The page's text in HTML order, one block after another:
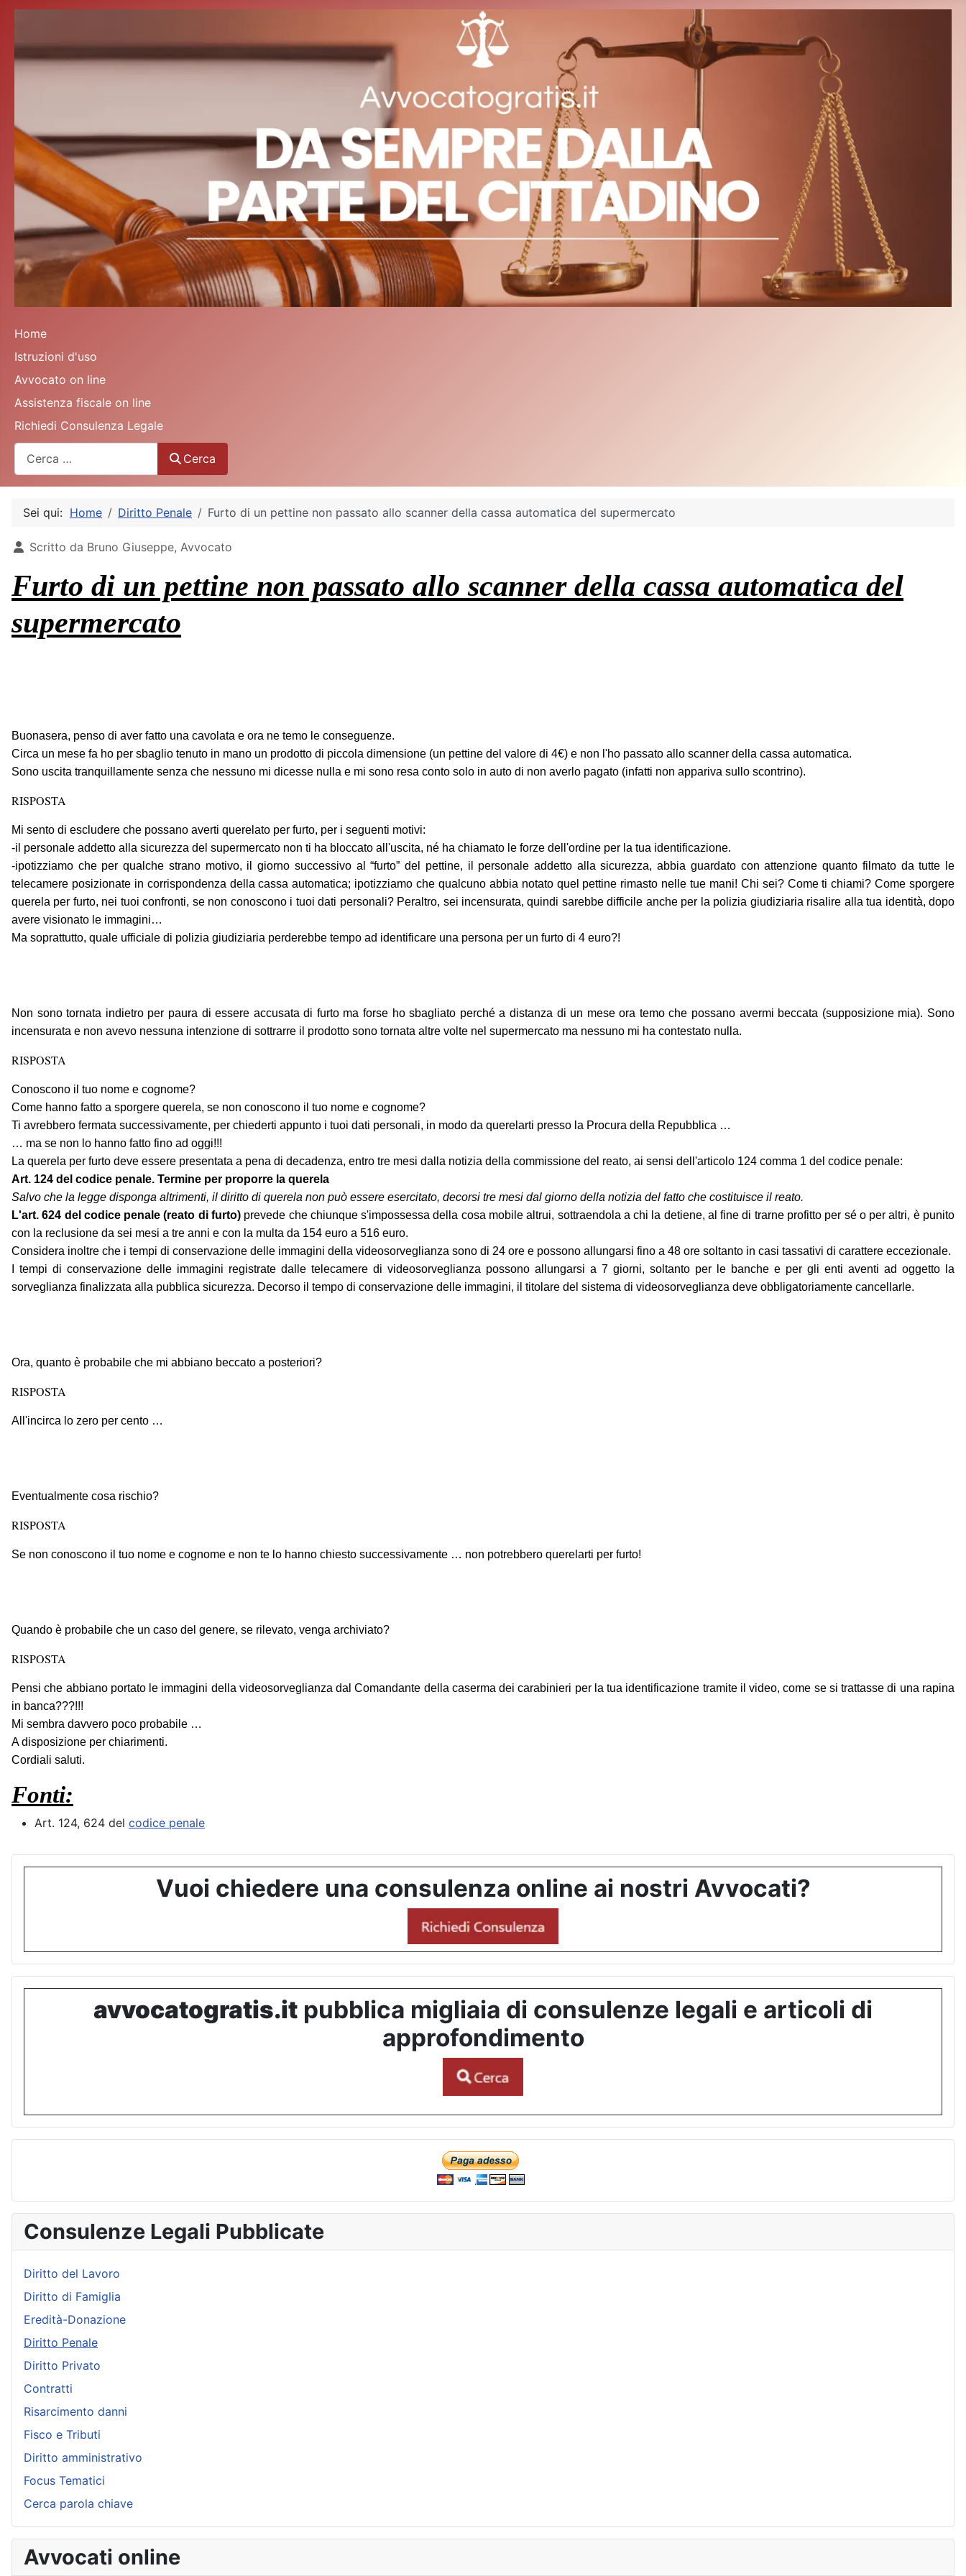
Home
Istruzioni d'uso
Avvocato on line
Assistenza fiscale on line
Richiedi Consulenza Legale
Cerca
Sei qui: Home Diritto Penale Furto di un pettine non passato allo scanner della cassa automatica del supermercato
Dettagli
Scritto da Bruno Giuseppe, Avvocato
Furto di un pettine non passato allo scanner della cassa automatica del
supermercato
Buonasera, penso di aver fatto una cavolata e ora ne temo le conseguenze.
Circa un mese fa ho per sbaglio tenuto in mano un prodotto di piccola dimensione (un pettine del valore di 4€) e non l'ho passato allo scanner della cassa automatica.
Sono uscita tranquillamente senza che nessuno mi dicesse nulla e mi sono resa conto solo in auto di non averlo pagato (infatti non appariva sullo scontrino).
RISPOSTA
Mi sento di escludere che possano averti querelato per furto, per i seguenti motivi:
-il personale addetto alla sicurezza del supermercato non ti ha bloccato all'uscita, né ha chiamato le forze dell'ordine per la tua identificazione.
-ipotizziamo che per qualche strano motivo, il giorno successivo al “furto” del pettine, il personale addetto alla sicurezza, abbia guardato con attenzione quanto filmato da tutte le
telecamere posizionate in corrispondenza della cassa automatica; ipotizziamo che qualcuno abbia notato quel pettine rimasto nelle tue mani! Chi sei? Come ti chiami? Come sporgere
querela per furto, nei tuoi confronti, se non conoscono i tuoi dati personali? Peraltro, sei incensurata, quindi sarebbe difficile anche per la polizia giudiziaria risalire alla tua identità, dopo
avere visionato le immagini…
Ma soprattutto, quale ufficiale di polizia giudiziaria perderebbe tempo ad identificare una persona per un furto di 4 euro?!
Non sono tornata indietro per paura di essere accusata di furto ma forse ho sbagliato perché a distanza di un mese ora temo che possano avermi beccata (supposizione mia). Sono
incensurata e non avevo nessuna intenzione di sottrarre il prodotto sono tornata altre volte nel supermercato ma nessuno mi ha contestato nulla.
RISPOSTA
Conoscono il tuo nome e cognome?
Come hanno fatto a sporgere querela, se non conoscono il tuo nome e cognome?
Ti avrebbero fermata successivamente, per chiederti appunto i tuoi dati personali, in modo da querelarti presso la Procura della Repubblica …
… ma se non lo hanno fatto fino ad oggi!!!
La querela per furto deve essere presentata a pena di decadenza, entro tre mesi dalla notizia della commissione del reato, ai sensi dell'articolo 124 comma 1 del codice penale:
Art. 124 del codice penale. Termine per proporre la querela
Salvo che la legge disponga altrimenti, il diritto di querela non può essere esercitato, decorsi tre mesi dal giorno della notizia del fatto che costituisce il reato.
L'art. 624 del codice penale (reato di furto)prevede che chiunque s'impossessa della cosa mobile altrui, sottraendola a chi la detiene, al fine di trarne profitto per sé o per altri, è punito
con la reclusione da sei mesi a tre anni e con la multa da 154 euro a 516 euro.
Considera inoltre che i tempi di conservazione delle immagini della videosorveglianza sono di 24 ore e possono allungarsi fino a 48 ore soltanto in casi tassativi di carattere eccezionale.
I tempi di conservazione delle immagini registrate dalle telecamere di videosorveglianza possono allungarsi a 7 giorni, soltanto per le banche e per gli enti aventi ad oggetto la
sorveglianza finalizzata alla pubblica sicurezza. Decorso il tempo di conservazione delle immagini, il titolare del sistema di videosorveglianza deve obbligatoriamente cancellarle.
Ora, quanto è probabile che mi abbiano beccato a posteriori?
RISPOSTA
All'incirca lo zero per cento …
Eventualmente cosa rischio?
RISPOSTA
Se non conoscono il tuo nome e cognome e non te lo hanno chiesto successivamente … non potrebbero querelarti per furto!
Quando è probabile che un caso del genere, se rilevato, venga archiviato?
RISPOSTA
Pensi che abbiano portato le immagini della videosorveglianza dal Comandante della caserma dei carabinieri per la tua identificazione tramite il video, come se si trattasse di una rapina
in banca???!!!
Mi sembra davvero poco probabile …
A disposizione per chiarimenti.
Cordiali saluti.
Fonti:
Art. 124, 624 del codice penale
Vuoi chiedere una consulenza online ai nostri Avvocati?
avvocatogratis.it pubblica migliaia di consulenze legali e articoli di
approfondimento
Consulenze Legali Pubblicate
Diritto del Lavoro
Diritto di Famiglia
Eredità-Donazione
Diritto Penale
Diritto Privato
Contratti
Risarcimento danni
Fisco e Tributi
Diritto amministrativo
Focus Tematici
Cerca parola chiave
Avvocati online